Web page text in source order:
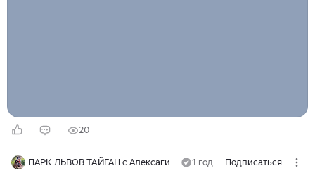
20
ПАРК ЛЬВОВ ТАЙГАН с Алексагиными 1 год Подписаться